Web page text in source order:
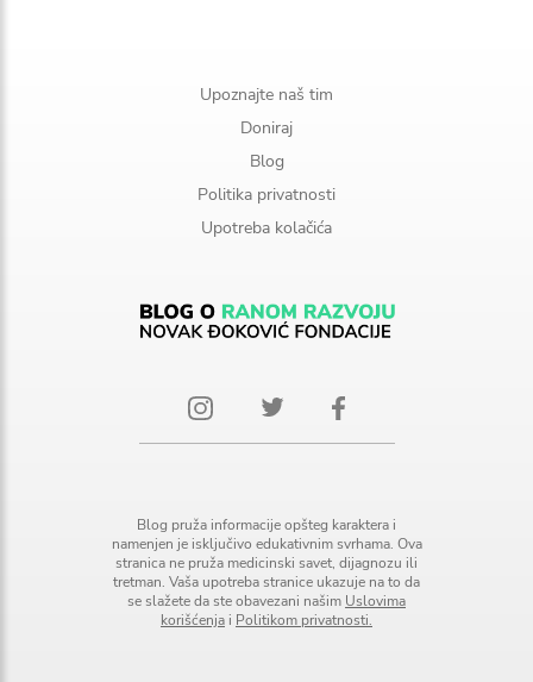
Upoznajte naš tim
Doniraj
Blog
Politika privatnosti
Upotreba kolačića
Blog pruža informacije opšteg karaktera i
namenjen je isključivo edukativnim svrhama. Ova
stranica ne pruža medicinski savet, dijagnozu ili
tretman. Vaša upotreba stranice ukazuje na to da
se slažete da ste obavezani našim Uslovima
korišćenja i Politikom privatnosti.